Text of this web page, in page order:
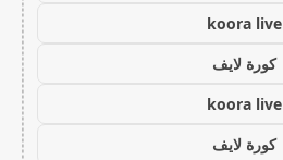
koora live
كورة لايف
koora live
كورة لايف